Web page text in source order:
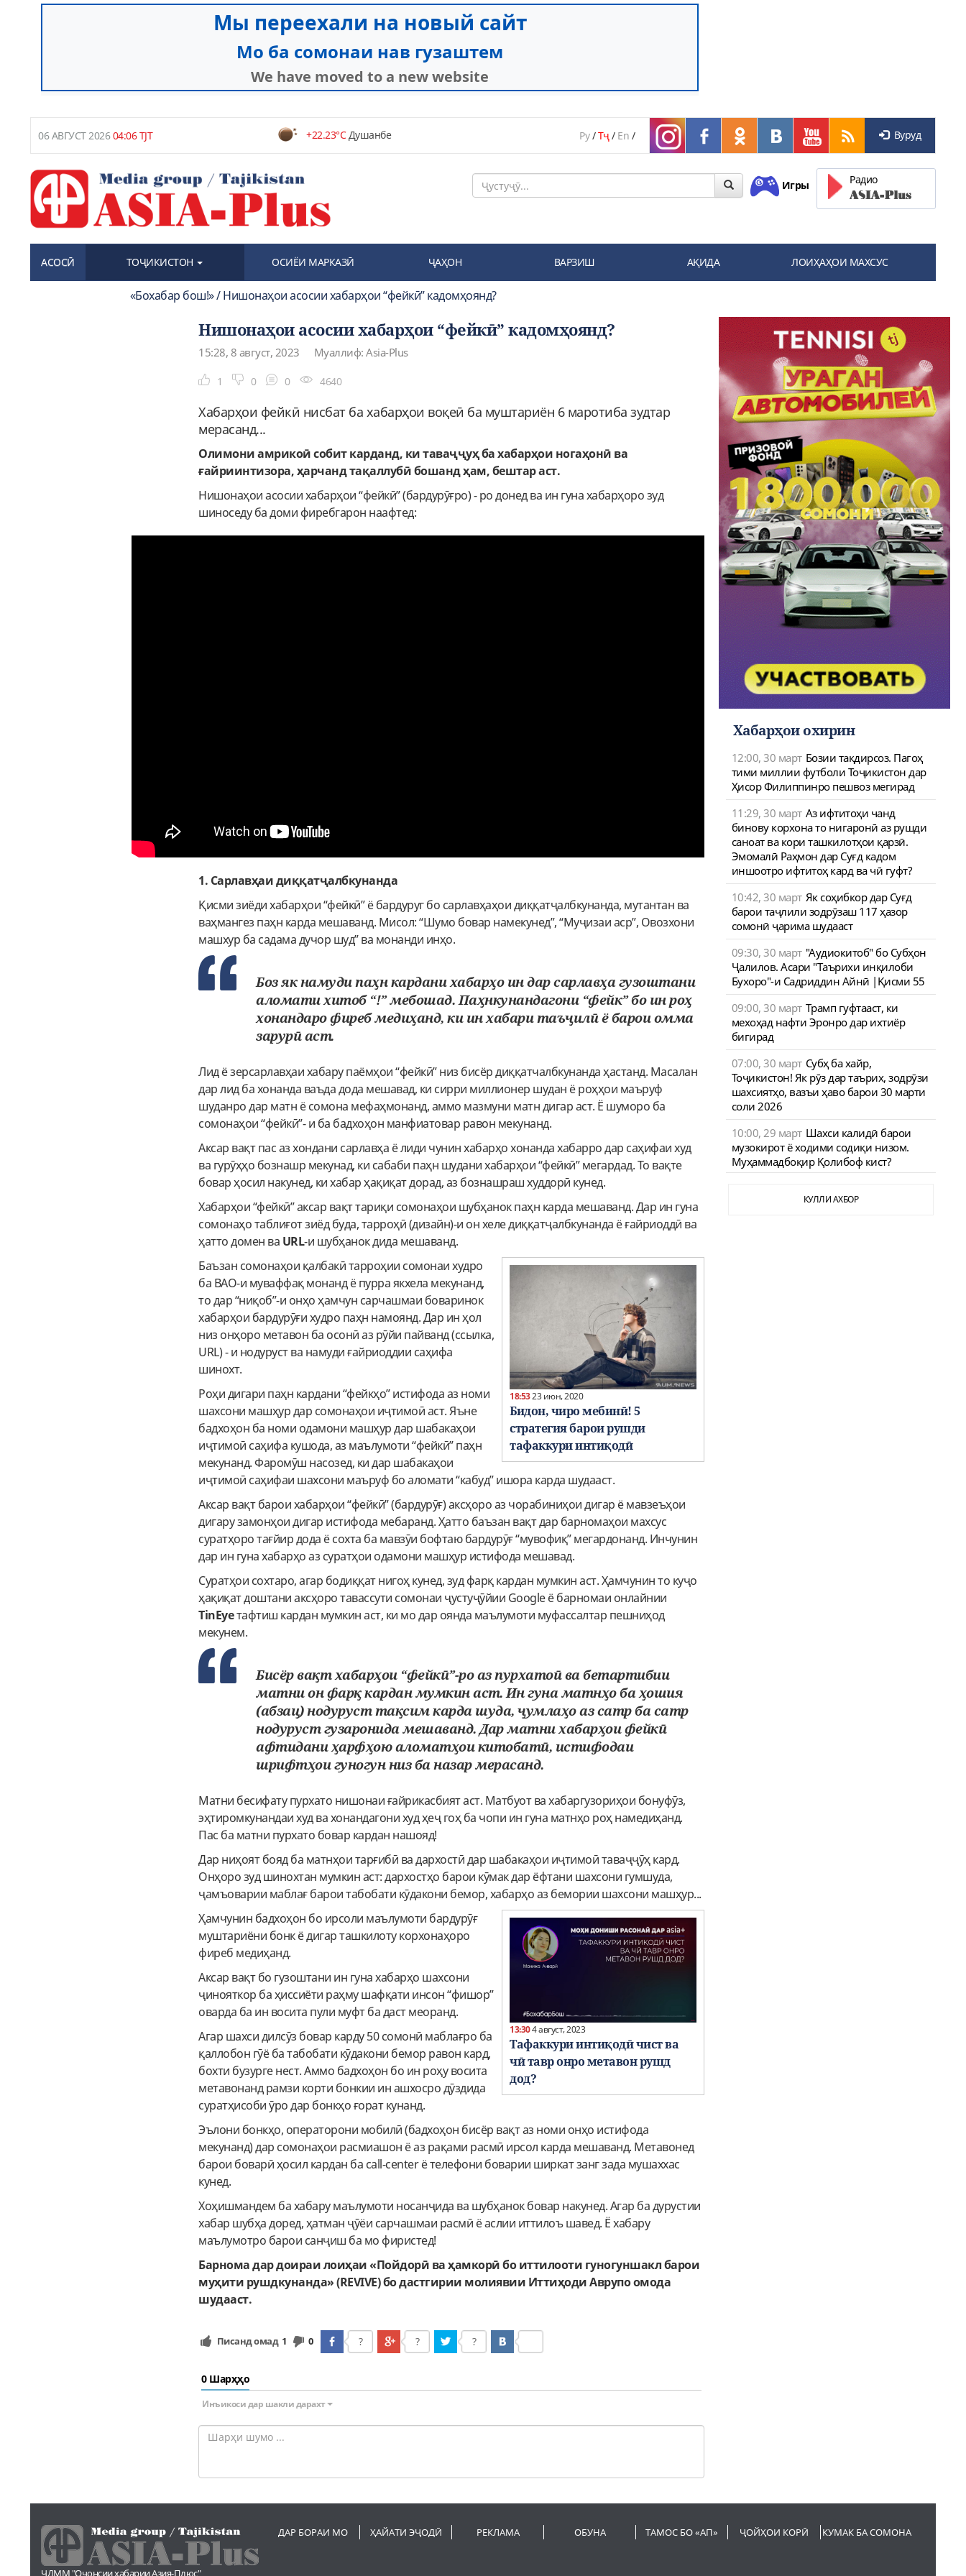
06 АВГУСТ 202604:06 TJT +22.23°CДушанбе Ру/Тҷ/ En / Вуруд
Игры Радио
АСОСӢ ТОҶИКИСТОН ОСИЁИ МАРКАЗӢ ҶАҲОН ВАРЗИШ АҚИДА ЛОИҲАҲОИ МАХСУС
«Бохабар бош!» / Нишонаҳои асосии хабарҳои “фейкӣ” кадомҳоянд?
Нишонаҳои асосии хабарҳои “фейкӣ” кадомҳоянд?
15:28, 8 август, 2023 Муаллиф: Asia-Plus
1 0 0 4640
Хабарҳои фейкӣ нисбат ба хабарҳои воқеӣ ба муштариён 6 маротиба зудтар
мерасанд...
Олимони амрикоӣ собит карданд, ки таваҷҷуҳ ба хабарҳои ногаҳонӣ ва
ғайриинтизора, ҳарчанд тақаллубӣ бошанд ҳам, бештар аст.
Нишонаҳои асосии хабарҳои “фейкӣ” (бардурӯғро) - ро донед ва ин гуна хабарҳоро зуд
шиноседу ба доми фиребгарон наафтед:
1. Сарлавҳаи диққатҷалбкунанда
Қисми зиёди хабарҳои “фейкӣ” ё бардуруг бо сарлавҳаҳои диққатҷалбкунанда, мутантан ва
ваҳмангез паҳн карда мешаванд. Мисол: “Шумо бовар намекунед”, “Муҷизаи аср”, Овозхони
машхур ба садама дучор шуд” ва монанди инҳо.
Боз як намуди паҳн кардани хабарҳо ин дар сарлавҳа гузоштани
аломати хитоб “!” мебошад. Паҳнкунандагони “фейк” бо ин роҳ
хонандаро фиреб медиҳанд, ки ин хабари таъҷилӣ ё барои омма
зарурӣ аст.
Лид ё зерсарлавҳаи хабару паёмҳои “фейкӣ” низ бисёр диққатчалбкунанда ҳастанд. Масалан
дар лид ба хонанда ваъда дода мешавад, ки сирри миллионер шудан ё роҳҳои маъруф
шуданро дар матн ё сомона мефаҳмонанд, аммо мазмуни матн дигар аст. Ё шуморо ба
сомонаҳои “фейкӣ”- и ба бадхоҳон манфиатовар равон мекунанд.
Аксар вақт пас аз хондани сарлавҳа ё лиди чунин хабарҳо хонанда хабарро дар саҳифаи худ
ва гурӯҳҳо бознашр мекунад, ки сабаби паҳн шудани хабарҳои “фейкӣ” мегардад. То вақте
бовар ҳосил накунед, ки хабар ҳақиқат дорад, аз бознашраш худдорӣ кунед.
Хабарҳои “фейкӣ” аксар вақт тариқи сомонаҳои шубҳанок паҳн карда мешаванд. Дар ин гуна
сомонаҳо таблиғот зиёд буда, тарроҳӣ (дизайн)-и он хеле диққатҷалбкунанда ё ғайриоддӣ ва
ҳатто домен ва URL-и шубҳанок дида мешаванд.
18:5323 июн, 2020
Бидон, чиро мебинӣ! 5
стратегия барои рушди
тафаккури интиқодӣ
Баъзан сомонаҳои қалбакӣ тарроҳии сомонаи худро
ба ВАО-и муваффақ монанд ё пурра якхела мекунанд,
то дар “ниқоб”-и онҳо ҳамчун сарчашмаи боваринок
хабарҳои бардурӯғи худро паҳн намоянд. Дар ин ҳол
низ онҳоро метавон ба осонӣ аз рӯйи пайванд (ссылка,
URL) - и нодуруст ва намуди ғайриоддии саҳифа
шинохт.
Роҳи дигари паҳн кардани “фейкҳо” истифода аз номи
шахсони машҳур дар сомонаҳои иҷтимоӣ аст. Яъне
бадхоҳон ба номи одамони машҳур дар шабакаҳои
иҷтимоӣ саҳифа кушода, аз маълумоти “фейкӣ” паҳн
мекунанд. Фаромӯш насозед, ки дар шабакаҳои
иҷтимоӣ саҳифаи шахсони маъруф бо аломати “кабуд” ишора карда шудааст.
Аксар вақт барои хабарҳои “фейкӣ” (бардурӯғ) аксҳоро аз чорабиниҳои дигар ё мавзеъҳои
дигару замонҳои дигар истифода мебаранд. Ҳатто баъзан вақт дар барномаҳои махсус
суратҳоро тағйир дода ё сохта ба мавзӯи бофтаю бардурӯғ “мувофиқ” мегардонанд. Инчунин
дар ин гуна хабарҳо аз суратҳои одамони машҳур истифода мешавад.
Суратҳои сохтаро, агар бодиққат нигоҳ кунед, зуд фарқ кардан мумкин аст. Ҳамчунин то куҷо
ҳақиқат доштани аксҳоро тавассути сомонаи ҷустуҷӯйии Google ё барномаи онлайнии
TinEyeтафтиш кардан мумкин аст, ки мо дар оянда маълумоти муфассалтар пешниҳод
мекунем.
Бисёр вақт хабарҳои “фейкӣ”-ро аз пурхатоӣ ва бетартибии
матни он фарқ кардан мумкин аст. Ин гуна матнҳо ба ҳошия
(абзац) нодуруст тақсим карда шуда, ҷумлаҳо аз сатр ба сатр
нодуруст гузаронида мешаванд. Дар матни хабарҳои фейкӣ
афтидани ҳарфҳою аломатҳои китобатӣ, истифодаи
шрифтҳои гуногун низ ба назар мерасанд.
Матни бесифату пурхато нишонаи ғайрикасбият аст. Матбуот ва хабаргузориҳои бонуфӯз,
эҳтиромкунандаи худ ва хонандагони худ ҳеҷ гоҳ ба чопи ин гуна матнҳо роҳ намедиҳанд.
Пас ба матни пурхато бовар кардан нашояд!
Дар ниҳоят бояд ба матнҳои тарғибӣ ва дархостӣ дар шабакаҳои иҷтимоӣ таваҷҷӯҳ кард.
Онҳоро зуд шинохтан мумкин аст: дархостҳо барои кӯмак дар ёфтани шахсони гумшуда,
ҷамъоварии маблағ барои табобати кӯдакони бемор, хабарҳо аз бемории шахсони машҳур...
13:304 август, 2023
Тафаккури интиқодӣ чист ва
чӣ тавр онро метавон рушд
дод?
Ҳамчунин бадхоҳон бо ирсоли маълумоти бардурӯғ
муштариёни бонк ё дигар ташкилоту корхонаҳоро
фиреб медиҳанд.
Аксар вақт бо гузоштани ин гуна хабарҳо шахсони
ҷинояткор ба ҳиссиёти раҳму шафқати инсон “фишор”
оварда ба ин восита пули муфт ба даст меоранд.
Агар шахси дилсӯз бовар карду 50 сомонӣ маблағро ба
қаллобон гӯё ба табобати кӯдакони бемор равон кард,
бохти бузурге нест. Аммо бадхоҳон бо ин роҳу восита
метавонанд рамзи корти бонкии ин ашхосро дӯздида
суратҳисоби ӯро дар бонкҳо ғорат кунанд.
Эълони бонкҳо, операторони мобилӣ (бадхоҳон бисёр вақт аз номи онҳо истифода
мекунанд) дар сомонаҳои расмиашон ё аз рақами расмӣ ирсол карда мешаванд. Метавонед
барои боварӣ ҳосил кардан ба call-center ё телефони боварии ширкат занг зада мушаххас
кунед.
Хоҳишмандем ба хабару маълумоти носанҷида ва шубҳанок бовар накунед. Агар ба дурустии
хабар шубҳа доред, ҳатман ҷӯёи сарчашмаи расмӣ ё аслии иттилоъ шавед. Ё хабару
маълумотро барои санҷиш ба мо фиристед!
Барнома дар доираи лоиҳаи «Пойдорӣ ва ҳамкорӣ бо иттилооти гуногуншакл барои
муҳити рушдкунанда» (REVIVE) бо дастгирии молиявии Иттиҳоди Аврупо омода
шудааст.
Писанд омад 1 0 ? ? ?
0 Шарҳҳо
Инъикоси дар шакли дарахт
Хабарҳои охирин
12:00, 30 март Бозии тақдирсоз. Пагоҳ
тими миллии футболи Тоҷикистон дар
Ҳисор Филиппинро пешвоз мегирад
11:29, 30 март Аз ифтитоҳи чанд
бинову корхона то нигаронӣ аз рушди
саноат ва кори ташкилотҳои қарзӣ.
Эмомалӣ Раҳмон дар Суғд кадом
иншоотро ифтитоҳ кард ва чӣ гуфт?
10:42, 30 март Як соҳибкор дар Суғд
барои таҷлили зодрӯзаш 117 ҳазор
сомонӣ ҷарима шудааст
09:30, 30 март "Аудиокитоб" бо Субҳон
Ҷалилов. Асари "Таърихи инқилоби
Бухоро"-и Садриддин Айнӣ |Қисми 55
09:00, 30 март Трамп гуфтааст, ки
мехоҳад нафти Эронро дар ихтиёр
бигирад
07:00, 30 март Субҳ ба хайр,
Тоҷикистон! Як рӯз дар таърих, зодрӯзи
шахсиятҳо, вазъи ҳаво барои 30 марти
соли 2026
10:00, 29 март Шахси калидӣ барои
музокирот ё ходими содиқи низом.
Муҳаммадбоқир Қолибоф кист?
КУЛЛИ АХБОР
ДАР БОРАИ МО ҲАЙАТИ ЭҶОДӢ РЕКЛАМА ОБУНА ТАМОС БО «АП» ҶОЙҲОИ КОРӢ КУМАК БА СОМОНА
ҶДММ "Оҷонсии хабарии Азия-Плюс"